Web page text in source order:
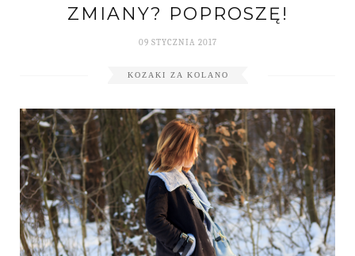
ZMIANY? POPROSZĘ!
09 STYCZNIA 2017
KOZAKI ZA KOLANO